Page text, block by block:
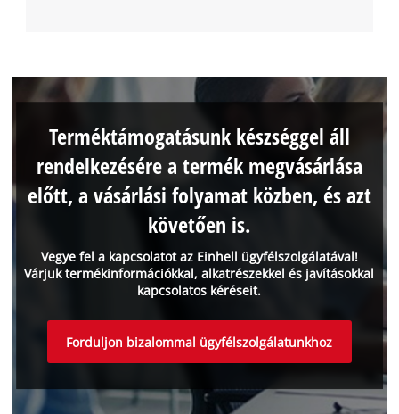
Vegye fel a kapcsolatot az Einhell ügyfélszolgálatával!
Várjuk termékinformációkkal, alkatrészekkel és javításokkal
kapcsolatos kéréseit.
Terméktámogatásunk készséggel áll
rendelkezésére a termék megvásárlása
előtt, a vásárlási folyamat közben, és azt
követően is.
Forduljon bizalommal ügyfélszolgálatunkhoz